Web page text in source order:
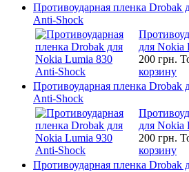
Противоударная пленка Drobak
Anti-Shock
для Nokia
200 грн.
корзину
Противоударная пленка Drobak
Anti-Shock
для Nokia
200 грн.
корзину
Противоударная пленка Drobak